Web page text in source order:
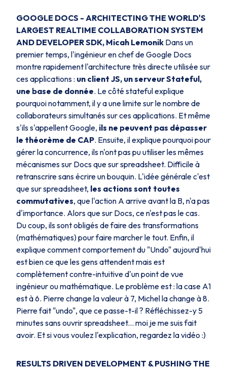
GOOGLE DOCS - ARCHITECTING THE WORLD'S
LARGEST REALTIME COLLABORATION SYSTEM
AND DEVELOPER SDK, Micah Lemonik Dans un
premier temps, l'ingénieur en chef de Google Docs
montre rapidement l'architecture très directe utilisée sur
ces applications : un client JS, un serveur Stateful,
une base de donnée. Le côté stateful explique
pourquoi notamment, il y a une limite sur le nombre de
collaborateurs simultanés sur ces applications. Et même
s'ils s'appellent Google, ils ne peuvent pas dépasser
le théorème de CAP. Ensuite, il explique pourquoi pour
gérer la concurrence, ils n'ont pas pu utiliser les mêmes
mécanismes sur Docs que sur spreadsheet. Difficile à
retranscrire sans écrire un bouquin. L'idée générale c'est
que sur spreadsheet, les actions sont toutes
commutatives, que l'action A arrive avant la B, n'a pas
d'importance. Alors que sur Docs, ce n'est pas le cas.
Du coup, ils sont obligés de faire des transformations
(mathématiques) pour faire marcher le tout. Enfin, il
explique comment comportement du "Undo" aujourd'hui
est bien ce que les gens attendent mais est
complètement contre-intuitive d'un point de vue
ingénieur ou mathématique. Le problème est : la case A1
est à 6. Pierre change la valeur à 7, Michel la change à 8.
Pierre fait "undo", que ce passe-t-il ? Réfléchissez-y 5
minutes sans ouvrir spreadsheet... moi je me suis fait
avoir. Et si vous voulez l'explication, regardez la vidéo :)
RESULTS DRIVEN DEVELOPMENT & PUSHING THE